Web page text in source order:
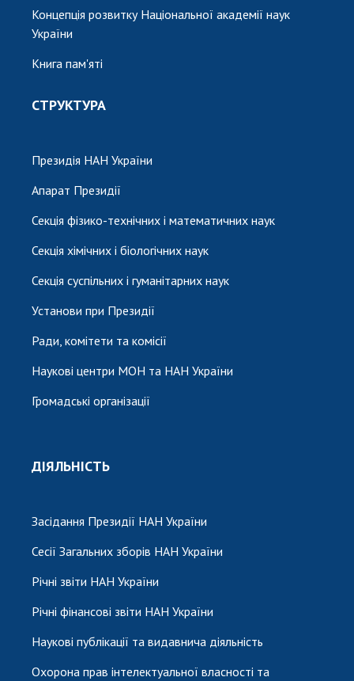
Концепція розвитку Національної академії наук
України
Книга пам'яті
СТРУКТУРА
Президія НАН України
Апарат Президії
Секція фізико-технічних і математичних наук
Секція хімічних і біологічних наук
Секція суспільних і гуманітарних наук
Установи при Президії
Ради, комітети та комісії
Наукові центри МОН та НАН України
Громадські організації
ДІЯЛЬНІСТЬ
Засідання Президії НАН України
Сесії Загальних зборів НАН України
Річні звіти НАН України
Річні фінансові звіти НАН України
Наукові публікації та видавнича діяльність
Охорона прав інтелектуальної власності та